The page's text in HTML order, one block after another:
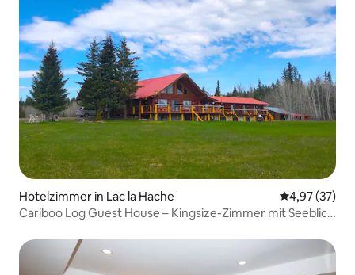
Hotelzimmer in Lac la Hache
4,97 (37)
Cariboo Log Guest House – Kingsize-Zimmer mit Seeblick